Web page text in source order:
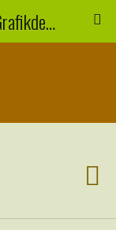
digimakro - Fotografie und Grafikdesign